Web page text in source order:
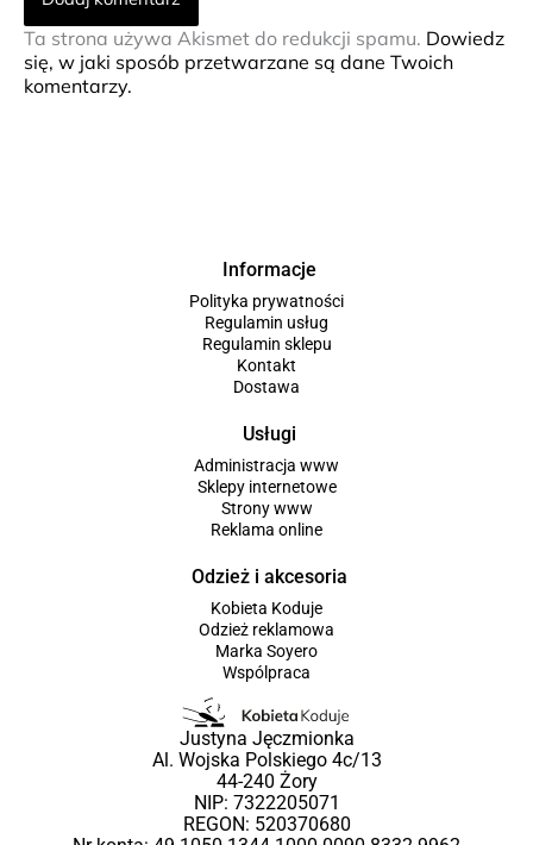
Ta strona używa Akismet do redukcji spamu. Dowiedz
się, w jaki sposób przetwarzane są dane Twoich
komentarzy.
Informacje
Polityka prywatności
Regulamin usług
Regulamin sklepu
Kontakt
Dostawa
Usługi
Administracja www
Sklepy internetowe
Strony www
Reklama online
Odzież i akcesoria
Kobieta Koduje
Odzież reklamowa
Marka Soyero
Wspólpraca
Justyna Jęczmionka
Al. Wojska Polskiego 4c/13
44-240 Żory
NIP: 7322205071
REGON: 520370680